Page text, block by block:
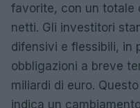
favorite, con un totale
netti. Gli investitori
difensivi e flessibili, in
obbligazioni a breve
miliardi di euro.
indica un